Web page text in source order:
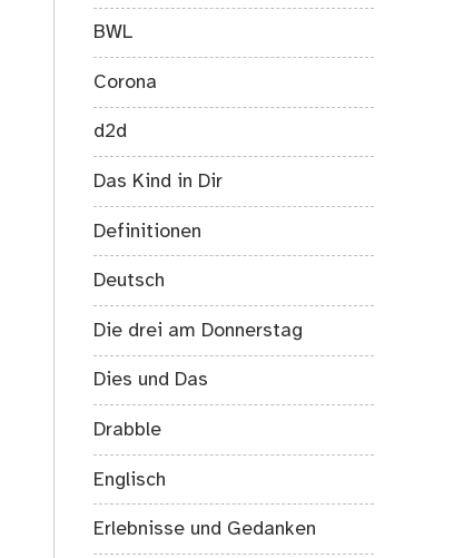
BWL
Corona
d2d
Das Kind in Dir
Definitionen
Deutsch
Die drei am Donnerstag
Dies und Das
Drabble
Englisch
Erlebnisse und Gedanken